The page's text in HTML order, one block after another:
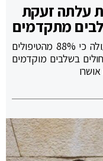
עלתה זעקת
מתקדמים
מניתוח שפורסם בעיתון "ישראל היום" עולה כי 88% מהטיפולים
בשלבים מוקדמים